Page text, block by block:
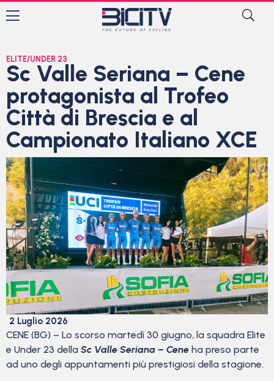
ELITE/UNDER 23
Sc Valle Seriana – Cene
protagonista al Trofeo
Città di Brescia e al
Campionato Italiano XCE
2 Luglio 2026
CENE (BG) – Lo scorso martedì 30 giugno, la squadra Elite
e Under 23 della Sc Valle Seriana – Cene ha preso parte
ad uno degli appuntamenti più prestigiosi della stagione.